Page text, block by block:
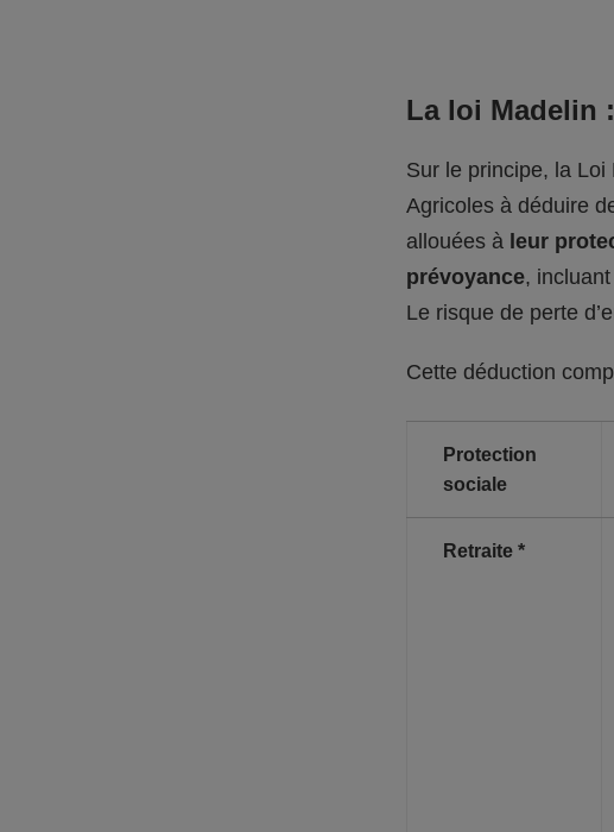
La loi Madelin
Sur le principe, la
Agricoles à déduire
allouées à leur
prévoyance, incluant
Le risque de perte
Cette déduction
Protection
sociale
Retraite *